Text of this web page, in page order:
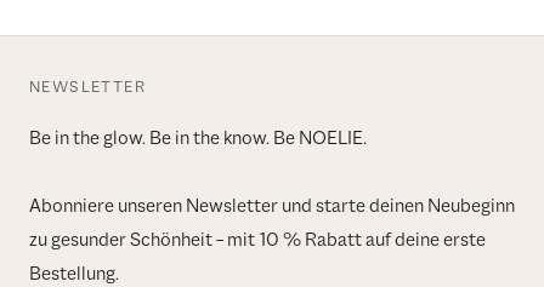
NEWSLETTER
Be in the glow. Be in the know. Be NOELIE.
Abonniere unseren Newsletter und starte deinen Neubeginn
zu gesunder Schönheit – mit 10 % Rabatt auf deine erste
Bestellung.